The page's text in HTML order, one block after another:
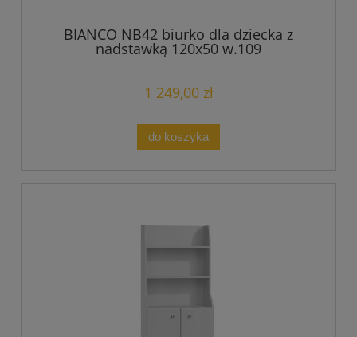
BIANCO NB42 biurko dla dziecka z
nadstawką 120x50 w.109
1 249,00 zł
do koszyka